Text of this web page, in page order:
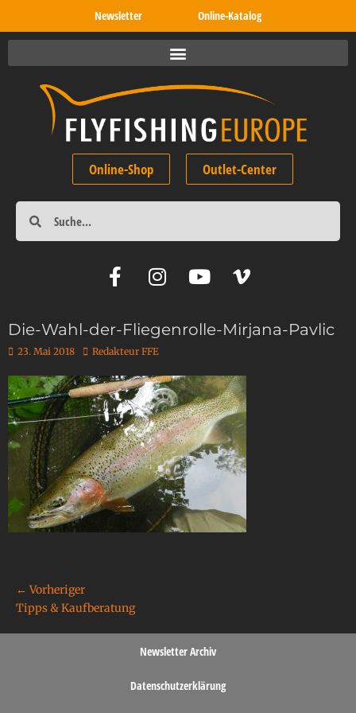
Newsletter Online-Katalog
Online-Shop Outlet-Center
Die-Wahl-der-Fliegenrolle-Mirjana-Pavlic
23. Mai 2018 Redakteur FFE
← Vorheriger
Tipps & Kaufberatung
Newsletter Archiv
Datenschutzerklärung